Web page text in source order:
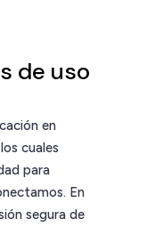
de uso
en
cuales
para
En
segura de